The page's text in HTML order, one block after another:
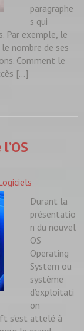
paragraphe
s qui
Par exemple, le
nombre de ses
Comment le
[…]
Durant la
présentatio
n du nouvel
OS
Operating
System ou
système
d’exploitati
on
s’est attelé à